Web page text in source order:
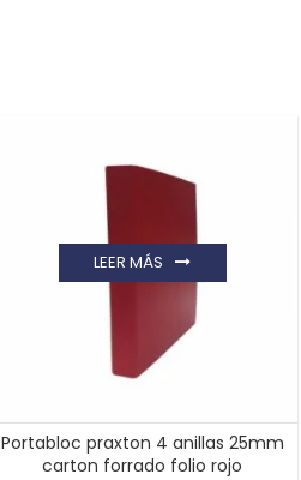
Portabloc praxton 4 anillas 25mm
carton forrado folio rojo
LEER MÁS